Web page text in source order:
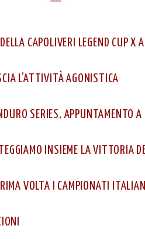
CAPOLIVERI LEGEND CUP X
L’ATTIVITÀ AGONISTICA
SERIES, APPUNTAMENTO A
INSIEME LA VITTORIA
VOLTA I CAMPIONATI